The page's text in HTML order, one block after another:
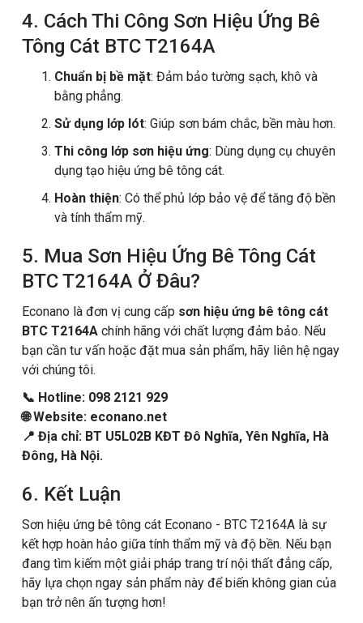
4. Cách Thi Công Sơn Hiệu Ứng Bê
Tông Cát BTC T2164A
Chuẩn bị bề mặt: Đảm bảo tường sạch, khô và
bằng phẳng.
Sử dụng lớp lót: Giúp sơn bám chắc, bền màu hơn.
Thi công lớp sơn hiệu ứng: Dùng dụng cụ chuyên
dụng tạo hiệu ứng bê tông cát.
Hoàn thiện: Có thể phủ lớp bảo vệ để tăng độ bền
và tính thẩm mỹ.
5. Mua Sơn Hiệu Ứng Bê Tông Cát
BTC T2164A Ở Đâu?
Econano là đơn vị cung cấp sơn hiệu ứng bê tông cát
BTC T2164A chính hãng với chất lượng đảm bảo. Nếu
bạn cần tư vấn hoặc đặt mua sản phẩm, hãy liên hệ ngay
với chúng tôi.
📞 Hotline: 098 2121 929
🌐 Website: econano.net
📍 Địa chỉ: BT U5L02B KĐT Đô Nghĩa, Yên Nghĩa, Hà
Đông, Hà Nội.
6. Kết Luận
Sơn hiệu ứng bê tông cát Econano - BTC T2164A là sự
kết hợp hoàn hảo giữa tính thẩm mỹ và độ bền. Nếu bạn
đang tìm kiếm một giải pháp trang trí nội thất đẳng cấp,
hãy lựa chọn ngay sản phẩm này để biến không gian của
bạn trở nên ấn tượng hơn!